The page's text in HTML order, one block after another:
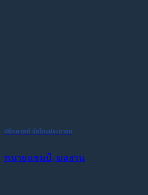
ปรึกษาคดี ฉ้อโกงประชาชน
ทนายแชมป์, ผลงาน